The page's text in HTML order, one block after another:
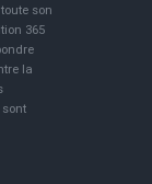
son
365
la